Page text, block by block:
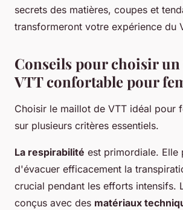
secrets des matières, coupes et
transformeront votre expérience du
Conseils pour choisir
VTT confortable pour
Choisir le maillot de VTT idéal pour
sur plusieurs critères essentiels.
La respirabilité est primordiale. Elle
d'évacuer efficacement la
crucial pendant les efforts intensifs.
conçus avec des matériaux